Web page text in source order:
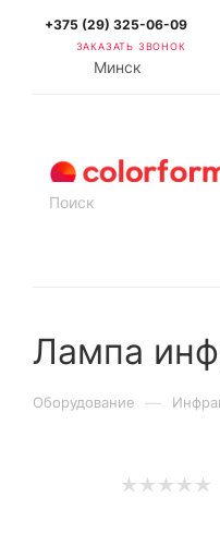
+375 (29) 325-06-09
ЗАКАЗАТЬ ЗВОНОК
Минск
Лампа
Оборудование —